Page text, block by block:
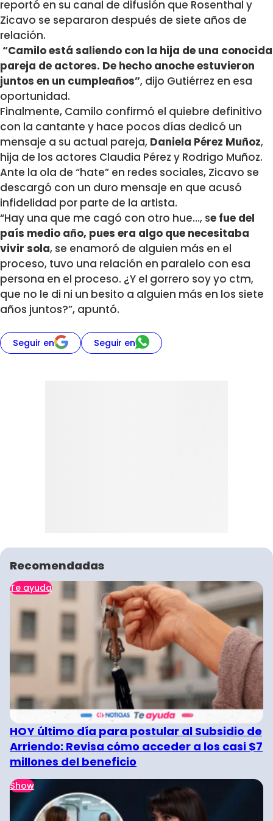
reportó en su canal de difusión que Rosenthal y
Zicavo se separaron después de siete años de
relación.
“Camilo está saliendo con la hija de una conocida
pareja de actores. De hecho anoche estuvieron
juntos en un cumpleaños”, dijo Gutiérrez en esa
oportunidad.
Finalmente, Camilo confirmó el quiebre definitivo
con la cantante y hace pocos días dedicó un
mensaje a su actual pareja, Daniela Pérez Muñoz,
hija de los actores Claudia Pérez y Rodrigo Muñoz.
Ante la ola de “hate” en redes sociales, Zicavo se
descargó con un duro mensaje en que acusó
infidelidad por parte de la artista.
“Hay una que me cagó con otro hue…, se fue del
país medio año, pues era algo que necesitaba
vivir sola, se enamoró de alguien más en el
proceso, tuvo una relación en paralelo con esa
persona en el proceso. ¿Y el gorrero soy yo ctm,
que no le di ni un besito a alguien más en los siete
años juntos?”, apuntó.
Seguir en Seguir en
Recomendadas
Te ayuda
HOY último día para postular al Subsidio de
Arriendo: Revisa cómo acceder a los casi $7
millones del beneficio
Show